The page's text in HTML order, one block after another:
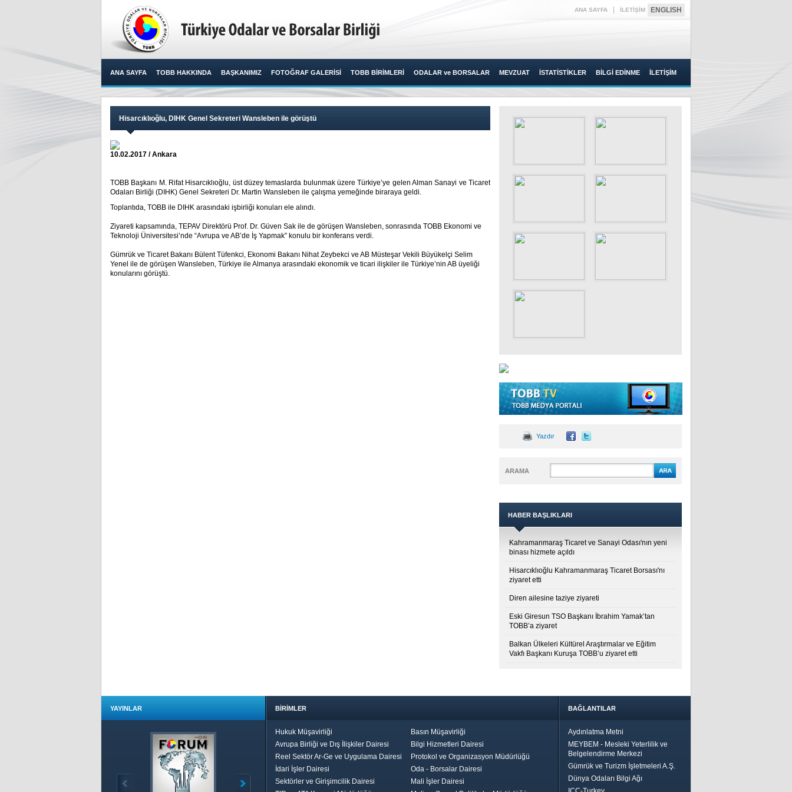
ANA SAYFA İLETİŞİM ENGLISH
ANA SAYFA TOBB HAKKINDA BAŞKANIMIZ FOTOĞRAF GALERİSİ TOBB BİRİMLERİ ODALAR ve BORSALAR MEVZUAT İSTATİSTİKLER BİLGİ EDİNME İLETİŞİM
Hisarcıklıoğlu, DIHK Genel Sekreteri Wansleben ile görüştü
10.02.2017 / Ankara
TOBB Başkanı M. Rifat Hisarcıklıoğlu, üst düzey temaslarda bulunmak üzere Türkiye’ye gelen Alman Sanayi ve Ticaret
Odaları Birliği (DIHK) Genel Sekreteri Dr. Martin Wansleben ile çalışma yemeğinde biraraya geldi.​
Toplantıda, TOBB ile DIHK arasındaki işbirliği konuları ele alındı.
Ziyareti kapsamında, TEPAV Direktörü Prof. Dr. Güven Sak ile de görüşen Wansleben, sonrasında TOBB Ekonomi ve
Teknoloji Üniversitesi’nde “Avrupa ve AB’de İş Yapmak” konulu bir konferans verdi.
Gümrük ve Ticaret Bakanı Bülent Tüfenkci, Ekonomi Bakanı Nihat Zeybekci ve AB Müsteşar Vekili Büyükelçi Selim
Yenel ile de görüşen Wansleben, Türkiye ile Almanya arasındaki ekonomik ve ticari ilişkiler ile Türkiye’nin AB üyeliği
konularını görüştü.
Yazdır
ARAMA
HABER BAŞLIKLARI
Kahramanmaraş Ticaret ve Sanayi Odası'nın yeni
binası hizmete açıldı
Hisarcıklıoğlu Kahramanmaraş Ticaret Borsası'nı
ziyaret etti
Diren ailesine taziye ziyareti
Eski Giresun TSO Başkanı İbrahim Yamak’tan
TOBB’a ziyaret
Balkan Ülkeleri Kültürel Araştırmalar ve Eğitim
Vakfı Başkanı Kuruşa TOBB’u ziyaret etti
YAYINLAR BİRİMLER
Hukuk Müşavirliği
Basın Müşavirliği
Avrupa Birliği ve Dış İlişkiler Dairesi
Bilgi Hizmetleri Dairesi
Reel Sektör Ar-Ge ve Uygulama Dairesi
Protokol ve Organizasyon Müdürlüğü
İdari İşler Dairesi
Oda - Borsalar Dairesi
Sektörler ve Girişimcilik Dairesi
Mali İşler Dairesi
BAĞLANTILAR
Aydınlatma Metni
MEYBEM - Mesleki Yeterlilik ve
Belgelendirme Merkezi
Gümrük ve Turizm İşletmeleri A.Ş.
Dünya Odaları Bilgi Ağı